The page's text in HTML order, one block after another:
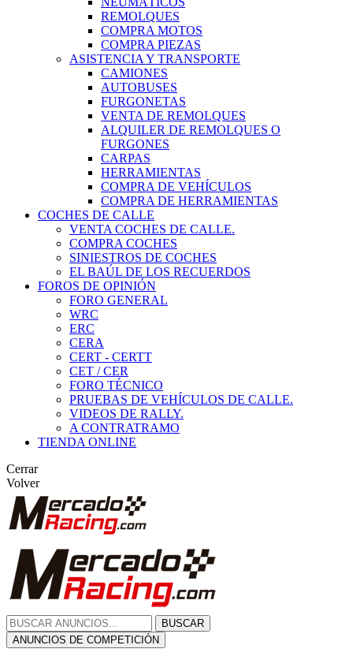
REMOLQUES
COMPRA MOTOS
COMPRA PIEZAS
ASISTENCIA Y TRANSPORTE
CAMIONES
AUTOBUSES
FURGONETAS
VENTA DE REMOLQUES
ALQUILER DE REMOLQUES O
FURGONES
CARPAS
HERRAMIENTAS
COMPRA DE VEHÍCULOS
COMPRA DE HERRAMIENTAS
COCHES DE CALLE
VENTA COCHES DE CALLE.
COMPRA COCHES
SINIESTROS DE COCHES
EL BAÚL DE LOS RECUERDOS
FOROS DE OPINIÓN
FORO GENERAL
WRC
ERC
CERA
CERT - CERTT
CET / CER
FORO TÉCNICO
PRUEBAS DE VEHÍCULOS DE CALLE.
VIDEOS DE RALLY.
A CONTRATRAMO
TIENDA ONLINE
Cerrar
Volver
BUSCAR
ANUNCIOS DE COMPETICIÓN